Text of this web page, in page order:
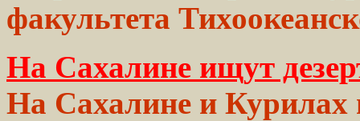
факультета
На Сахалине ищут
На Сахалине и Курилах